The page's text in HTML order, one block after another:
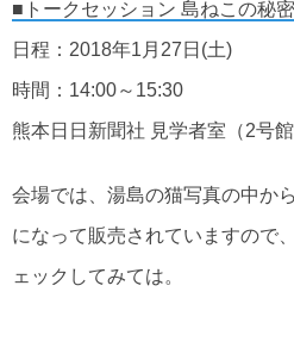
■トークセッション 島ねこの秘密
日程：2018年1月27日(土)
時間：14:00～15:30
熊本日日新聞社 見学者室（2号館
会場では、湯島の猫写真の中か
になって販売されていますので
ェックしてみては。